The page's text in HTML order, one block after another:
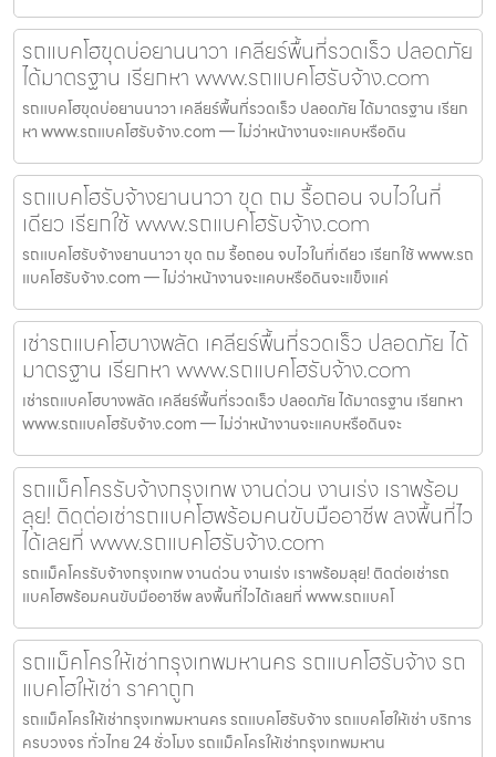
รถแบคโฮขุดบ่อยานนาวา เคลียร์พื้นที่รวดเร็ว ปลอดภัย
ได้มาตรฐาน เรียกหา www.รถแบคโฮรับจ้าง.com
รถแบคโฮขุดบ่อยานนาวา เคลียร์พื้นที่รวดเร็ว ปลอดภัย ได้มาตรฐาน เรียก
หา www.รถแบคโฮรับจ้าง.com — ไม่ว่าหน้างานจะแคบหรือดิน
รถแบคโฮรับจ้างยานนาวา ขุด ถม รื้อถอน จบไวในที่
เดียว เรียกใช้ www.รถแบคโฮรับจ้าง.com
รถแบคโฮรับจ้างยานนาวา ขุด ถม รื้อถอน จบไวในที่เดียว เรียกใช้ www.รถ
แบคโฮรับจ้าง.com — ไม่ว่าหน้างานจะแคบหรือดินจะแข็งแค่
เช่ารถแบคโฮบางพลัด เคลียร์พื้นที่รวดเร็ว ปลอดภัย ได้
มาตรฐาน เรียกหา www.รถแบคโฮรับจ้าง.com
เช่ารถแบคโฮบางพลัด เคลียร์พื้นที่รวดเร็ว ปลอดภัย ได้มาตรฐาน เรียกหา
www.รถแบคโฮรับจ้าง.com — ไม่ว่าหน้างานจะแคบหรือดินจะ
รถแม็คโครรับจ้างกรุงเทพ งานด่วน งานเร่ง เราพร้อม
ลุย! ติดต่อเช่ารถแบคโฮพร้อมคนขับมืออาชีพ ลงพื้นที่ไว
ได้เลยที่ www.รถแบคโฮรับจ้าง.com
รถแม็คโครรับจ้างกรุงเทพ งานด่วน งานเร่ง เราพร้อมลุย! ติดต่อเช่ารถ
แบคโฮพร้อมคนขับมืออาชีพ ลงพื้นที่ไวได้เลยที่ www.รถแบคโ
รถแม็คโครให้เช่ากรุงเทพมหานคร รถแบคโฮรับจ้าง รถ
แบคโฮให้เช่า ราคาถูก
รถแม็คโครให้เช่ากรุงเทพมหานคร รถแบคโฮรับจ้าง รถแบคโฮให้เช่า บริการ
ครบวงจร ทั่วไทย 24 ชั่วโมง รถแม็คโครให้เช่ากรุงเทพมหาน